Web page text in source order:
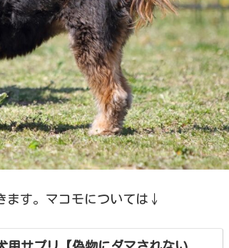
ます。マコモについては↓